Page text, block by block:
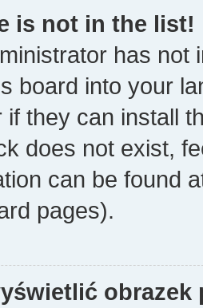
is not in the list!
has not
board into your
if they can install
does not exist,
can be found
pages).